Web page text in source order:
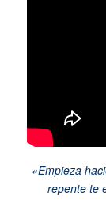
«Empieza
repente te